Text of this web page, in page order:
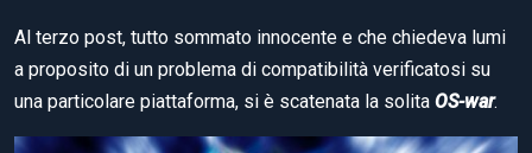
Al terzo post, tutto sommato innocente e che chiedeva lumi
a proposito di un problema di compatibilità verificatosi su
una particolare piattaforma, si è scatenata la solita OS-war.